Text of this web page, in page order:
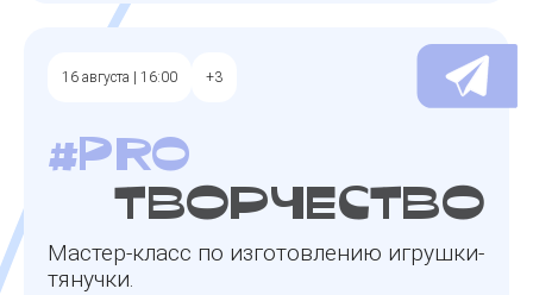
16 августа | 16:00 +3
#pro
творчество
Мастер-класс по изготовлению игрушки-
тянучки.